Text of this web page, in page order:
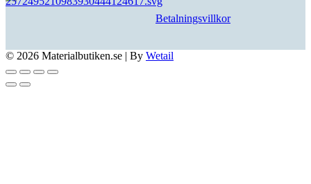
Betalningsvillkor
© 2026 Materialbutiken.se | By Wetail